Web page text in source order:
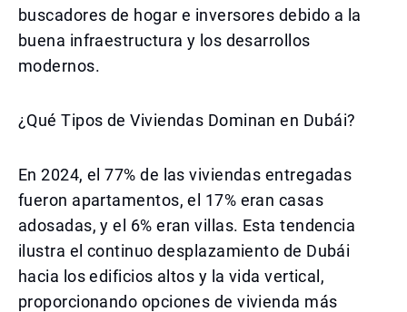
buscadores de hogar e inversores debido a la
buena infraestructura y los desarrollos
modernos.
¿Qué Tipos de Viviendas Dominan en Dubái?
En 2024, el 77% de las viviendas entregadas
fueron apartamentos, el 17% eran casas
adosadas, y el 6% eran villas. Esta tendencia
ilustra el continuo desplazamiento de Dubái
hacia los edificios altos y la vida vertical,
proporcionando opciones de vivienda más